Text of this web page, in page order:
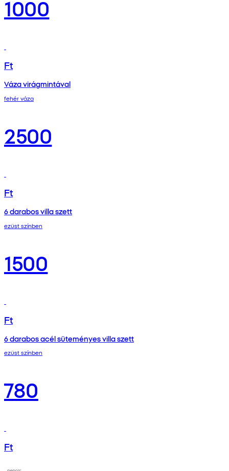
1000
Ft
Váza virágmintával
fehér váza
2500
Ft
6 darabos villa szett
ezüst színben
1500
Ft
6 darabos acél süteményes villa szett
ezüst színben
780
Ft